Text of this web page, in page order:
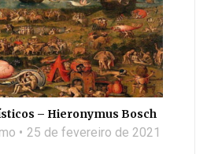
– Hieronymus Bosch
25 de fevereiro de 2021